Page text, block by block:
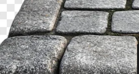
Copyright © 2010-2026Freepik Company S.L.U.